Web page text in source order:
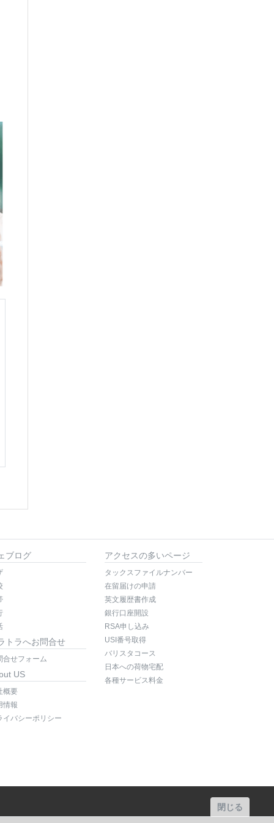
ブログ
トラへお問合せ
合せフォーム
US
概要
情報
イバシーポリシー
アクセスの多いページ
タックスファイルナンバー
在留届けの申請
英文履歴書作成
銀行口座開設
RSA申し込み
USI番号取得
バリスタコース
日本への荷物宅配
各種サービス料金
閉じる